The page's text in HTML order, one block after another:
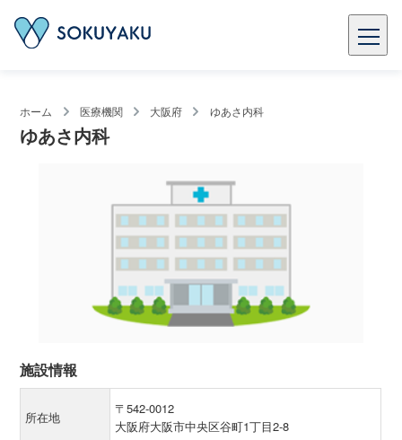
ホーム 医療機関 大阪府 ゆあさ内科
ゆあさ内科
施設情報
所在地
〒542-0012
大阪府大阪市中央区谷町1丁目2-8